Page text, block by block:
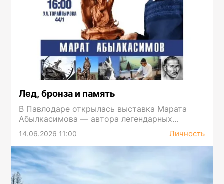
Лед, бронза и память
В Павлодаре открылась выставка Марата
Абылкасимова — автора легендарных
ледяных городков Павлодара
14.06.2026 11:00 Личность